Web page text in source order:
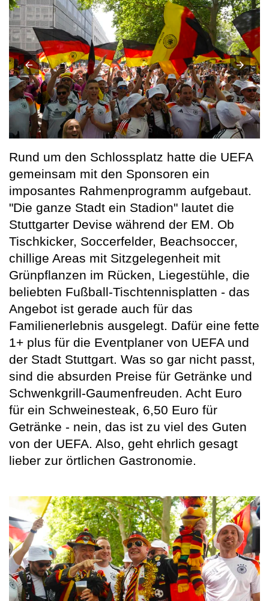
Rund um den Schlossplatz hatte die UEFA
gemeinsam mit den Sponsoren ein
imposantes Rahmenprogramm aufgebaut.
"Die ganze Stadt ein Stadion" lautet die
Stuttgarter Devise während der EM. Ob
Tischkicker, Soccerfelder, Beachsoccer,
chillige Areas mit Sitzgelegenheit mit
Grünpflanzen im Rücken, Liegestühle, die
beliebten Fußball-Tischtennisplatten - das
Angebot ist gerade auch für das
Familienerlebnis ausgelegt. Dafür eine fette
1+ plus für die Eventplaner von UEFA und
der Stadt Stuttgart. Was so gar nicht passt,
sind die absurden Preise für Getränke und
Schwenkgrill-Gaumenfreuden. Acht Euro
für ein Schweinesteak, 6,50 Euro für
Getränke - nein, das ist zu viel des Guten
von der UEFA. Also, geht ehrlich gesagt
lieber zur örtlichen Gastronomie.